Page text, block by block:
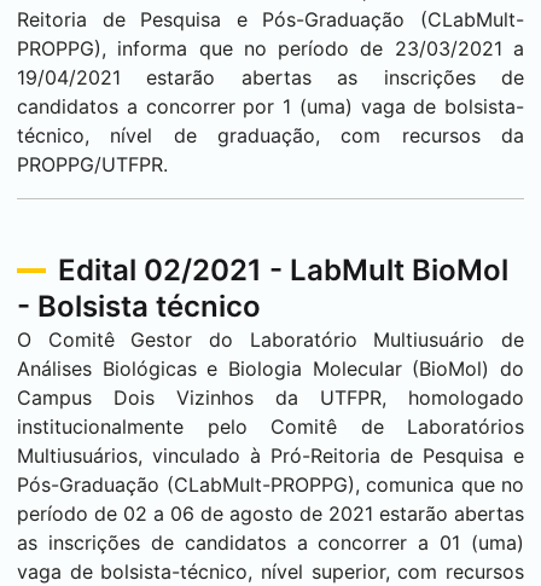
Reitoria de Pesquisa e Pós-Graduação (CLabMult-
PROPPG), informa que no período de 23/03/2021 a
19/04/2021 estarão abertas as inscrições de
candidatos a concorrer por 1 (uma) vaga de bolsista-
técnico, nível de graduação, com recursos da
PROPPG/UTFPR.
Edital 02/2021 - LabMult BioMol
- Bolsista técnico
O Comitê Gestor do Laboratório Multiusuário de
Análises Biológicas e Biologia Molecular (BioMol) do
Campus Dois Vizinhos
da UTFPR, homologado
institucionalmente pelo Comitê de Laboratórios
Multiusuários, vinculado à Pró-Reitoria de Pesquisa e
Pós-Graduação (CLabMult-PROPPG), comunica que no
período de 02 a 06 de agosto de 2021 estarão abertas
as inscrições de candidatos a concorrer a 01 (uma)
vaga de bolsista-técnico, nível superior, com recursos